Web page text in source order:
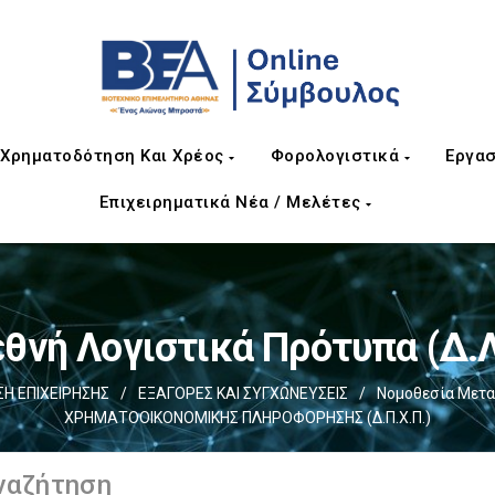
Χρηματοδότηση Και Χρέος Φορολογιστικά
Επιχειρηματικά Νέα / Μελέτες
Λογιστικά Πρότυπα
ΕΠΙΧΕIΡΗΣΗΣ / EΞΑΓΟΡΕΣ ΚΑΙ ΣΥΓΧΩΝΕΥΣΕΙΣ /
Νομοθεσία
ΧΡΗΜΑΤΟΟΙΚΟΝΟΜΙΚΗΣ ΠΛΗΡΟΦΟΡΗΣΗΣ (Δ.Π.Χ.Π.)